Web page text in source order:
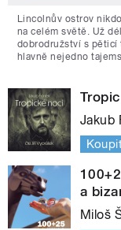
Lincolnův ostrov
na celém světě. Už
dobrodružství s pěticí
hlavně nejedno
Jakub
a
Miloš